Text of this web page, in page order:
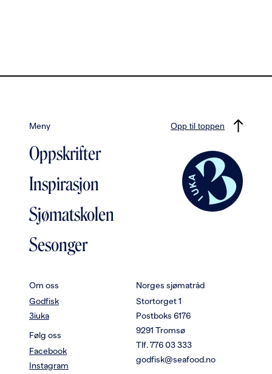
Meny
Oppskrifter
Inspirasjon
Sjømatskolen
Sesonger
Om oss
Godfisk
3iuka
Følg oss
Facebook
Instagram
Norges sjømatråd
Stortorget 1
Postboks 6176
9291 Tromsø
Tlf. 776 03 333
godfisk@seafood.no
Opp til toppen